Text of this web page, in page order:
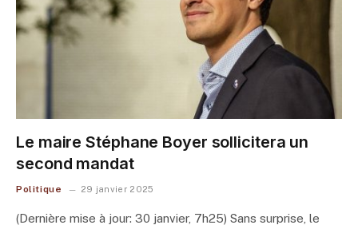
Le maire Stéphane Boyer sollicitera un
second mandat
Politique 29 janvier 2025
(Dernière mise à jour: 30 janvier, 7h25) Sans surprise, le